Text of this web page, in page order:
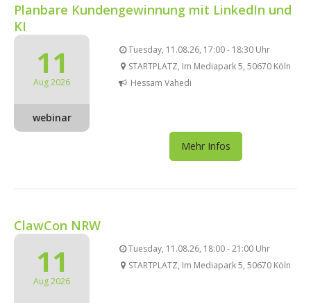
Planbare Kundengewinnung mit LinkedIn und
KI
11
Aug 2026
webinar
Tuesday, 11.08.26, 17:00 - 18:30 Uhr
STARTPLATZ, Im Mediapark 5, 50670 Köln
Hessam Vahedi
Mehr Infos
ClawCon NRW
11
Aug 2026
Tuesday, 11.08.26, 18:00 - 21:00 Uhr
STARTPLATZ, Im Mediapark 5, 50670 Köln